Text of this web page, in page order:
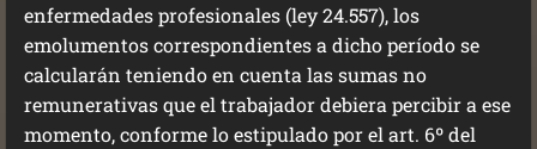
enfermedades profesionales (ley 24.557), los
emolumentos correspondientes a dicho período se
calcularán teniendo en cuenta las sumas no
remunerativas que el trabajador debiera percibir a ese
momento, conforme lo estipulado por el art. 6º del